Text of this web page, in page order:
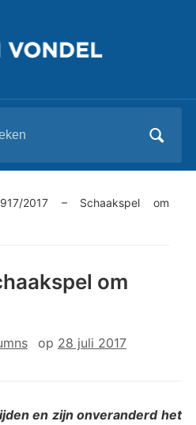
2017 – Schaakspel om
om
op 28 juli 2017
en zijn onveranderd het